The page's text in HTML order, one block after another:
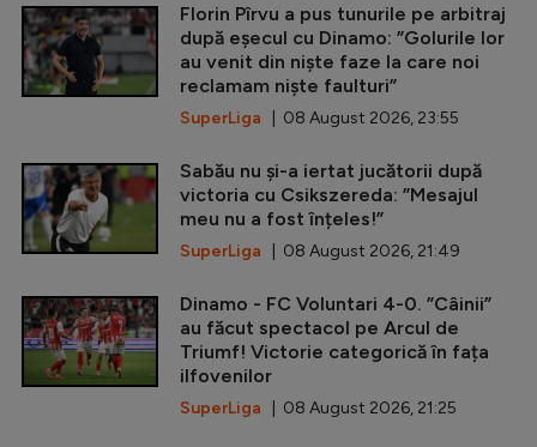
Florin Pîrvu a pus tunurile pe arbitraj
după eșecul cu Dinamo: ”Golurile lor
au venit din niște faze la care noi
reclamam niște faulturi”
SuperLiga | 08 August 2026, 23:55
Sabău nu și-a iertat jucătorii după
victoria cu Csikszereda: ”Mesajul
meu nu a fost înțeles!”
SuperLiga | 08 August 2026, 21:49
Dinamo - FC Voluntari 4-0. ”Câinii”
au făcut spectacol pe Arcul de
Triumf! Victorie categorică în fața
ilfovenilor
SuperLiga | 08 August 2026, 21:25